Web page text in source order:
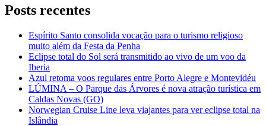
Posts recentes
Espírito Santo consolida vocação para o turismo religioso
muito além da Festa da Penha
Eclipse total do Sol será transmitido ao vivo de um voo da
Iberia
Azul retoma voos regulares entre Porto Alegre e Montevidéu
LÚMINA – O Parque das Árvores é nova atração turística em
Caldas Novas (GO)
Norwegian Cruise Line leva viajantes para ver eclipse total na
Islândia